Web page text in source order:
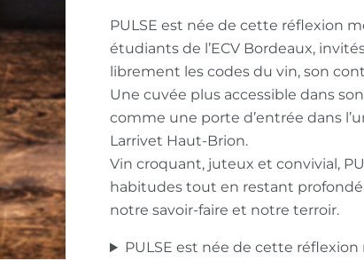
PULSE est née de cette réflexion
étudiants de l’ECV Bordeaux,
librement les codes du vin, son
Une cuvée plus accessible dans
comme une porte d’entrée dans
Larrivet Haut-Brion.
Vin croquant, juteux et convivial,
habitudes tout en restant
notre savoir-faire et notre terroir.
PULSE est née de cette réflexion